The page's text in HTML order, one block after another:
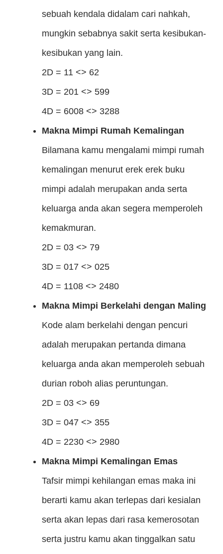
sebuah kendala didalam cari nahkah,
mungkin sebabnya sakit serta kesibukan-
kesibukan yang lain.
2D = 11 <> 62
3D = 201 <> 599
4D = 6008 <> 3288
Makna Mimpi Rumah Kemalingan
Bilamana kamu mengalami mimpi rumah
kemalingan menurut erek erek buku
mimpi adalah merupakan anda serta
keluarga anda akan segera memperoleh
kemakmuran.
2D = 03 <> 79
3D = 017 <> 025
4D = 1108 <> 2480
Makna Mimpi Berkelahi dengan Maling
Kode alam berkelahi dengan pencuri
adalah merupakan pertanda dimana
keluarga anda akan memperoleh sebuah
durian roboh alias peruntungan.
2D = 03 <> 69
3D = 047 <> 355
4D = 2230 <> 2980
Makna Mimpi Kemalingan Emas
Tafsir mimpi kehilangan emas maka ini
berarti kamu akan terlepas dari kesialan
serta akan lepas dari rasa kemerosotan
serta justru kamu akan tinggalkan satu